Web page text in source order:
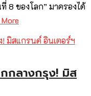
8 ของโลก” มาครองได้
ลางกรุง! มิส